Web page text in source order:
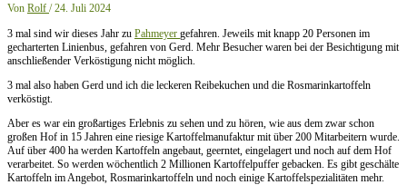
Von Rolf /24. Juli 2024
3 mal sind wir dieses Jahr zu Pahmeyer gefahren. Jeweils mit knapp 20 Personen im
gecharterten Linienbus, gefahren von Gerd. Mehr Besucher waren bei der Besichtigung mit
anschließender Verköstigung nicht möglich.
3 mal also haben Gerd und ich die leckeren Reibekuchen und die Rosmarinkartoffeln
verköstigt.
Aber es war ein großartiges Erlebnis zu sehen und zu hören, wie aus dem zwar schon
großen Hof in 15 Jahren eine riesige Kartoffelmanufaktur mit über 200 Mitarbeitern wurde.
Auf über 400 ha werden Kartoffeln angebaut, geerntet, eingelagert und noch auf dem Hof
verarbeitet. So werden wöchentlich 2 Millionen Kartoffelpuffer gebacken. Es gibt geschälte
Kartoffeln im Angebot, Rosmarinkartoffeln und noch einige Kartoffelspezialitäten mehr.